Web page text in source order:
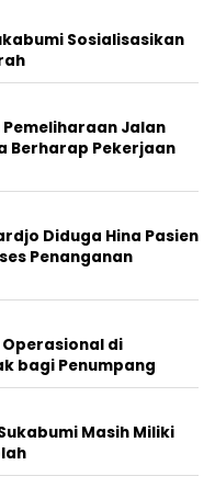
Sosialisasikan
Pemeliharaan Jalan
Berharap Pekerjaan
Diduga Hina Pasien
Penanganan
di
bagi Penumpang
Masih Miliki